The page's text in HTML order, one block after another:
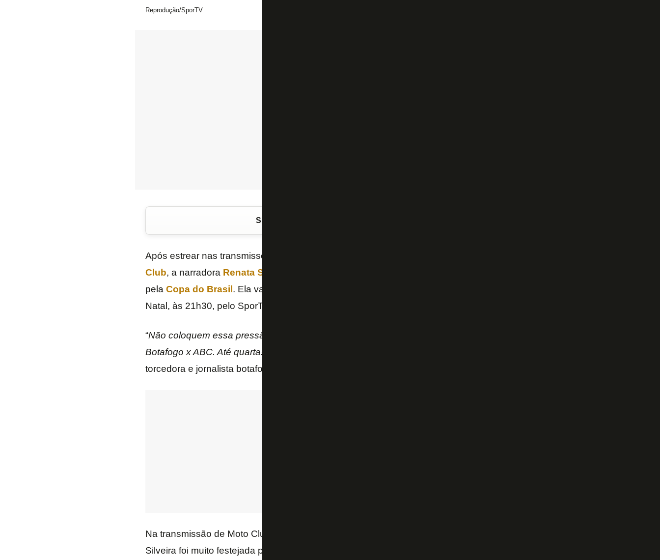
Reprodução/SporTV
Siga o FogãoNET
Após estrear nas transmissões do
Club, a narradora Renata Silveira
pela Copa do Brasil . Ela vai narrar o duelo da próxima quarta-feira diante do
Natal, às 21h30, pelo SporTV.
“Não coloquem essa pressão em mim (risos). Mas sim, tá confirmado, eu vou narrar
Botafogo x ABC. Até quarta!!!
torcedora e jornalista botafoguense Júlia Camacho.
Na transmissão de Moto Club 0x5 Botafogo, pela primeira fase da competição, Renata
Silveira foi muito festejada pelos torcedores e